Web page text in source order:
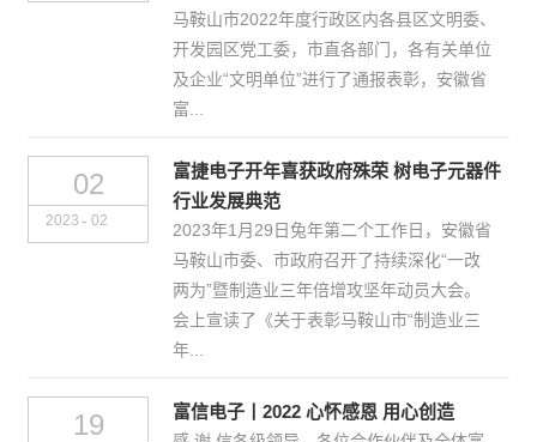
马鞍山市2022年度行政区内各县区文明委、
开发园区党工委，市直各部门，各有关单位
及企业“文明单位”进行了通报表彰，安徽省
富...
02
2023 - 02
富捷电子开年喜获政府殊荣 树电子元器件
行业发展典范
2023年1月29日兔年第二个工作日，安徽省
马鞍山市委、市政府召开了持续深化“一改
两为”暨制造业三年倍增攻坚年动员大会。
会上宣读了《关于表彰马鞍山市“制造业三
年...
19 富信电子丨2022 心怀感恩 用心创造